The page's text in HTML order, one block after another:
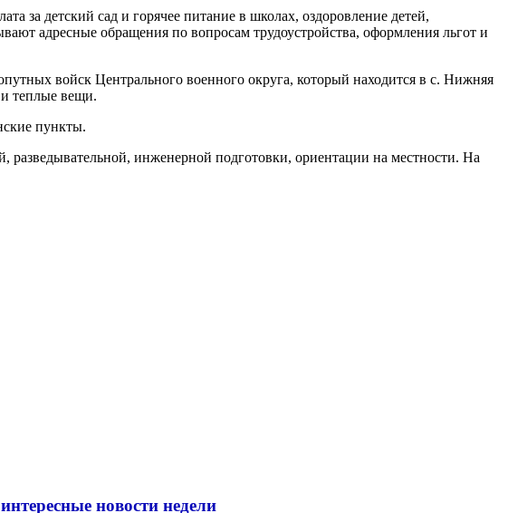
за детский сад и горячее питание в школах, оздоровление детей,
адресные обращения по вопросам трудоустройства, оформления льгот и
войск Центрального военного округа, который находится в с. Нижняя
теплые вещи.
пункты.
инженерной подготовки, ориентации на местности. На
новости недели